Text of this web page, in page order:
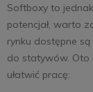
Softboxy to
potencjał, warto
rynku dostępne
do statywów. Oto
ułatwić pracę: